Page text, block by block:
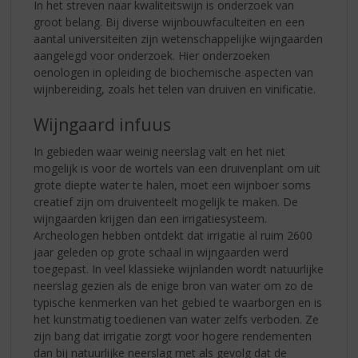
In het streven naar kwaliteitswijn is onderzoek van
groot belang. Bij diverse wijnbouwfaculteiten en een
aantal universiteiten zijn wetenschappelijke wijngaarden
aangelegd voor onderzoek. Hier onderzoeken
oenologen in opleiding de biochemische aspecten van
wijnbereiding, zoals het telen van druiven en vinificatie.
Wijngaard infuus
In gebieden waar weinig neerslag valt en het niet
mogelijk is voor de wortels van een druivenplant om uit
grote diepte water te halen, moet een wijnboer soms
creatief zijn om druiventeelt mogelijk te maken. De
wijngaarden krijgen dan een irrigatiesysteem.
Archeologen hebben ontdekt dat irrigatie al ruim 2600
jaar geleden op grote schaal in wijngaarden werd
toegepast. In veel klassieke wijnlanden wordt natuurlijke
neerslag gezien als de enige bron van water om zo de
typische kenmerken van het gebied te waarborgen en is
het kunstmatig toedienen van water zelfs verboden. Ze
zijn bang dat irrigatie zorgt voor hogere rendementen
dan bij natuurlijke neerslag met als gevolg dat de